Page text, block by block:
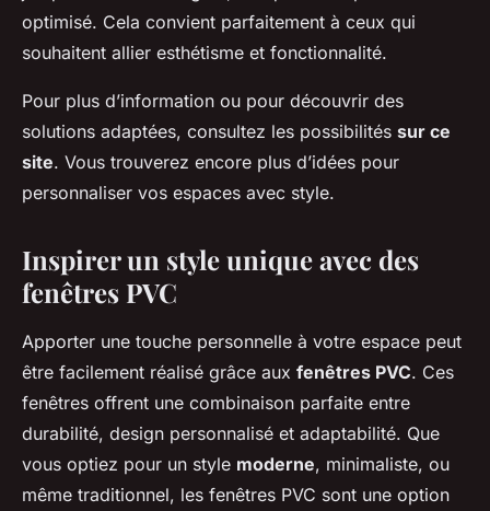
optimisé. Cela convient parfaitement à ceux qui
souhaitent allier esthétisme et fonctionnalité.
Pour plus d’information ou pour découvrir des
solutions adaptées, consultez les possibilités sur ce
site. Vous trouverez encore plus d’idées pour
personnaliser vos espaces avec style.
Inspirer un style unique avec des
fenêtres PVC
Apporter une touche personnelle à votre espace peut
être facilement réalisé grâce aux fenêtres PVC. Ces
fenêtres offrent une combinaison parfaite entre
durabilité, design personnalisé et adaptabilité. Que
vous optiez pour un style moderne, minimaliste, ou
même traditionnel, les fenêtres PVC sont une option